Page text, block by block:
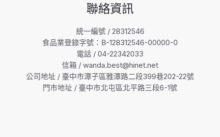
聯絡資訊
統一編號 / 28312546
食品業登錄字號：B-128312546-00000-0
電話 / 04-22342033
信箱 / wanda.best@hinet.net
公司地址 / 臺中市潭子區雅潭路二段399巷202-22號
門市地址 / 臺中市北屯區北平路三段6-1號